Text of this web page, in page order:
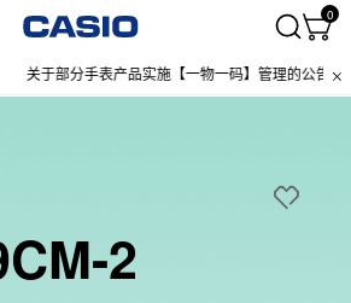
0
关于部分手表产品实施【一物一码】管理的公告 >
2